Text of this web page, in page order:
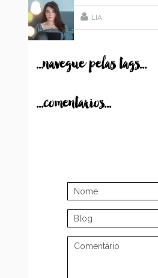
LIA
...navegue pelas tags...
...comentarios...